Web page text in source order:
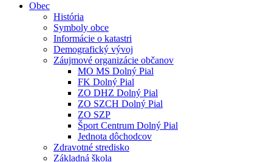
Obec
História
Symboly obce
Informácie o katastri
Demografický vývoj
Záujmové organizácie občanov
MO MS Dolný Pial
FK Dolný Pial
ZO DHZ Dolný Pial
ZO SZCH Dolný Pial
ZO SZP
Šport Centrum Dolný Pial
Jednota dôchodcov
Zdravotné stredisko
Základná škola